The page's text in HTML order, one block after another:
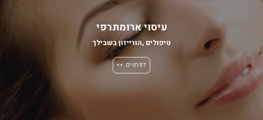
עיסוי ארומתרפי
טיפולים ,הורייזון בשבילך
לפרטים >>